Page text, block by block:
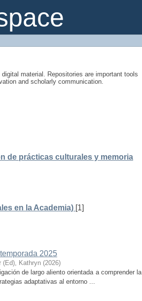
material. Repositories are important tools
and scholarly communication.
de prácticas culturales y memoria
en la Academia) [1]
2025
(Ed), Kathryn (2026)
de largo aliento orientada a comprender la
adaptativas al entorno ...